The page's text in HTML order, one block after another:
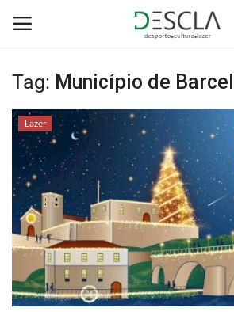
Login Registar
Home
...by Descla
Desporto
Contactos
Sobre Nós
Tag: Município de
Lazer